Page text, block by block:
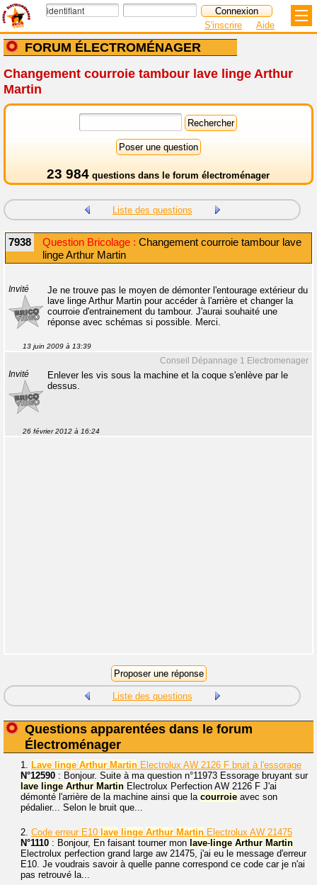
FORUM ÉLECTROMÉNAGER
S'inscrire Aide
Changement courroie tambour lave linge Arthur
Martin
23 984 questions dans le forum électroménager
Liste des questions
7938 Question Bricolage : Changement courroie tambour lave
linge Arthur Martin
Invité
Je ne trouve pas le moyen de démonter l'entourage extérieur du
lave linge Arthur Martin pour accéder à l'arrière et changer la
courroie d'entrainement du tambour. J'aurai souhaité une
réponse avec schémas si possible. Merci.
13 juin 2009 à 13:39
Conseil Dépannage 1 Electromenager
Invité
Enlever les vis sous la machine et la coque s'enlève par le
dessus.
26 février 2012 à 16:24
Liste des questions
Questions apparentées dans le forum
Électroménager
1. Lave linge Arthur Martin Electrolux AW 2126 F bruit à l'essorage
N°12590 : Bonjour. Suite à ma question n°11973 Essorage bruyant sur
lave linge Arthur Martin Electrolux Perfection AW 2126 F J'ai
démonté l'arrière de la machine ainsi que la courroie avec son
pédalier... Selon le bruit que...
2. Code erreur E10 lave linge Arthur Martin Electrolux AW 21475
N°1110 : Bonjour, En faisant tourner mon lave- linge Arthur Martin
Electrolux perfection grand large aw 21475, j'ai eu le message d'erreur
E10. Je voudrais savoir à quelle panne correspond ce code car je n'ai
pas retrouvé la...